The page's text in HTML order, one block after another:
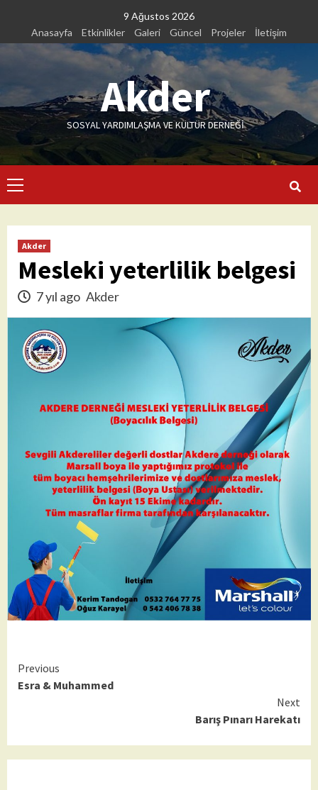
content
9 Ağustos 2026
Anasayfa
Etkinlikler Galeri Güncel Projeler İletişim
Akder
SOSYAL YARDIMLAŞMA VE KÜLTÜR DERNEĞİ
Menu
Akder
Mesleki yeterlilik belgesi
7 yıl ago Akder
Continue
Reading
Previous
Esra & Muhammed
Next
Barış Pınarı Harekatı